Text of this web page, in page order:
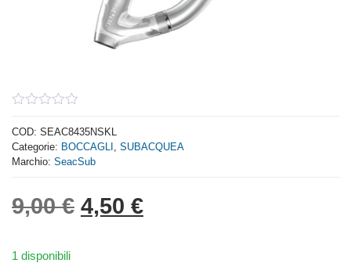
out
of
5
COD: SEAC8435NSKL
Categorie: BOCCAGLI , SUBACQUEA
Marchio: SeacSub
9,00€ Il prezzo originale era:
4,50 €Il prezzo attuale è:
1 disponibili